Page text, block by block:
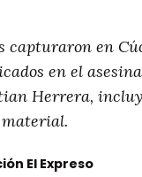
capturaron en
en el
Herrera,
El Expreso